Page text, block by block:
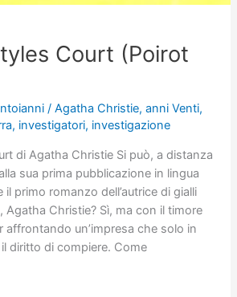
Court (Poirot
/ Agatha Christie, anni Venti,
, investigatori, investigazione
di Agatha Christie Si può, a distanza
sua prima pubblicazione in lingua
il primo romanzo dell’autrice di gialli
Agatha Christie? Sì, ma con il timore
affrontando un’impresa che solo in
diritto di compiere. Come